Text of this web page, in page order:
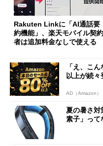
Rakuten Linkに「AI通話要
約機能」、楽天モバイル契約
者は追加料金なしで使える
「え、こ
以上が続
AD（Amazon）
夏の暑さ対
素子」っ